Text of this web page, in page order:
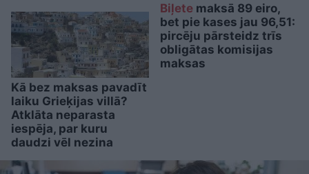
Kā bez maksas pavadīt
laiku Grieķijas villā?
Atklāta neparasta
iespēja, par kuru
daudzi vēl nezina
Biļete maksā 89 eiro,
bet pie kases jau 96,51:
pircēju pārsteidz trīs
obligātas komisijas
maksas